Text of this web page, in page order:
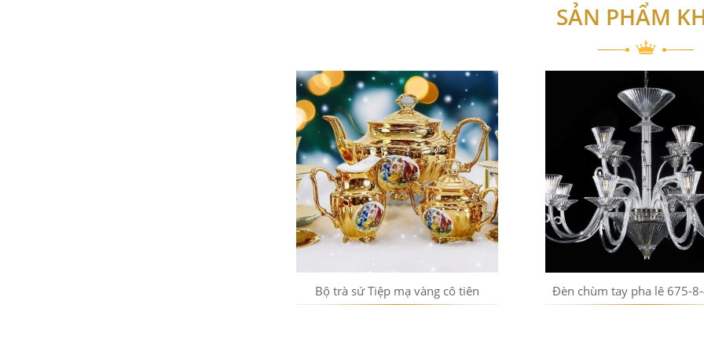
SẢN PHẨM
Bộ trà sứ Tiệp mạ vàng cô tiên Đèn chùm tay pha lê 675-